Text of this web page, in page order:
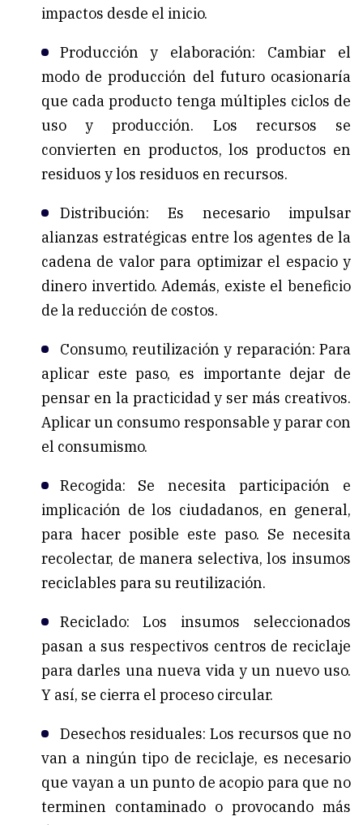
impactos desde el inicio.
Producción y elaboración: Cambiar el
modo de producción del futuro ocasionaría
que cada producto tenga múltiples ciclos de
uso y producción. Los recursos se
convierten en productos, los productos en
residuos y los residuos en recursos.
Distribución: Es necesario impulsar
alianzas estratégicas entre los agentes de la
cadena de valor para optimizar el espacio y
dinero invertido. Además, existe el beneficio
de la reducción de costos.
Consumo, reutilización y reparación: Para
aplicar este paso, es importante dejar de
pensar en la practicidad y ser más creativos.
Aplicar un consumo responsable y parar con
el consumismo.
Recogida: Se necesita participación e
implicación de los ciudadanos, en general,
para hacer posible este paso. Se necesita
recolectar, de manera selectiva, los insumos
reciclables para su reutilización.
Reciclado: Los insumos seleccionados
pasan a sus respectivos centros de reciclaje
para darles una nueva vida y un nuevo uso.
Y así, se cierra el proceso circular.
Desechos residuales: Los recursos que no
van a ningún tipo de reciclaje, es necesario
que vayan a un punto de acopio para que no
terminen contaminado o provocando más